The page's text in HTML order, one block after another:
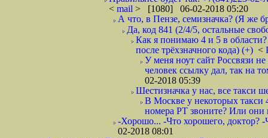
< mail > [1080] 06-02-2018 05:20
А что, в Пензе, семизначка? (Я же
Да, код 841 (2/4/5, остальные
Как я понимаю 4 и 5 в
после трёхзначного кода) (+) <
У меня ноут сайт Россвязи
человек ссылку дал, так на
02-2018 05:39
Шестизначка у нас, все такси
В Москве у некоторых такси
номера РТ звоните? Или они
-Хорошо... -Что хорошего, доктор?
02-2018 08:01